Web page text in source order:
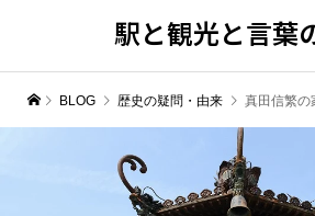
駅と観光と言葉
BLOG 歴史の疑問・由来 真田信繁の家系図と正